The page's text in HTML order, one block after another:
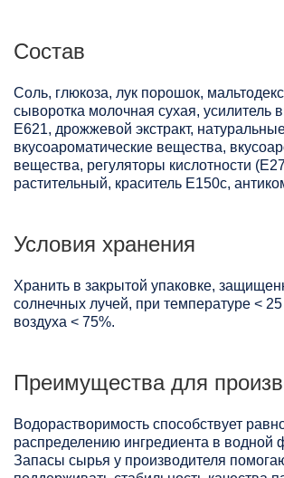
Состав
Соль, глюкоза, лук порошок,
сыворотка молочная сухая, усилитель
Е621, дрожжевой экстракт,
вкусоароматические вещества,
вещества, регуляторы кислотности
растительный, краситель Е150с,
Условия хранения
Хранить в закрытой упаковке,
солнечных лучей, при температуре <
воздуха < 75%.
Преимущества для
Водорастворимость способствует
распределению ингредиента в водной
Запасы сырья у производителя